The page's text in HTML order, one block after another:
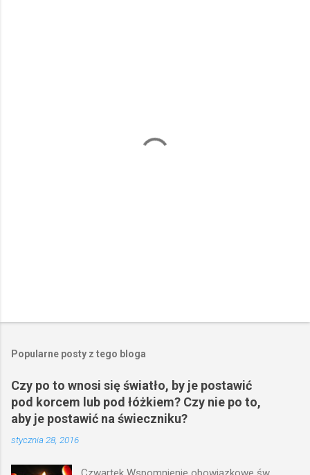
Popularne posty z tego bloga
Czy po to wnosi się światło, by je postawić
pod korcem lub pod łóżkiem? Czy nie po to,
aby je postawić na świeczniku?
stycznia 28, 2016